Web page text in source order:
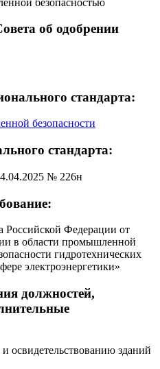
об одобрении
стандарта:
безопасности
стандарта:
№ 226н
Российской Федерации от
в области промышленной
гидротехнических
электроэнергетики»
должностей,
освидетельствованию зданий